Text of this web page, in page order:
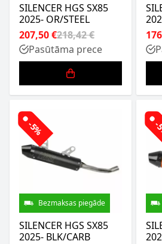
SILENCER HGS SX85
2025- OR/STEEL
207,50 €218,42 €
Pasūtāma prece
-5%
Bezmaksas piegāde
SILENCER HGS SX85
2025- BLK/CARB
-